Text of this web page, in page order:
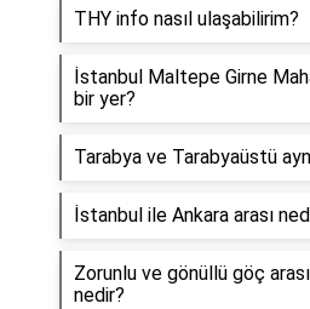
THY info nasıl ulaşabilirim?
İstanbul Maltepe Girne
bir yer?
Tarabya ve Tarabyaüstü
İstanbul ile Ankara arası
Zorunlu ve gönüllü göç
nedir?